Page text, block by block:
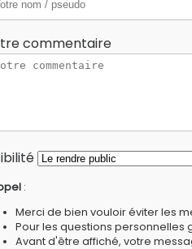
commentaire
:
Merci de bien vouloir éviter les
Pour les questions personnelles
Avant d'être affiché, votre